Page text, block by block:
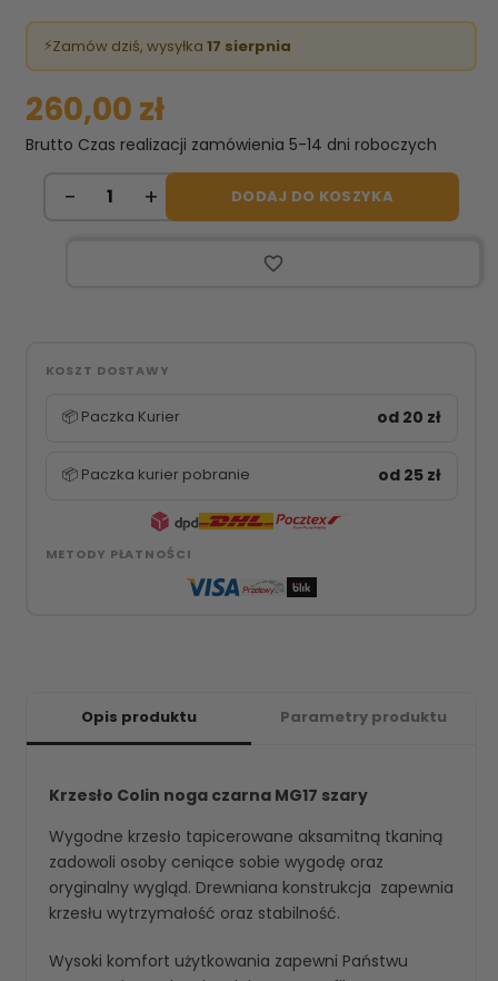
⚡Zamów dziś, wysyłka 17 sierpnia
260,00 zł
Brutto Czas realizacji zamówienia 5-14 dni roboczych
DODAJ DO KOSZYKA
favorite_border
KOSZT DOSTAWY
📦 Paczka Kurier od 20 zł
📦 Paczka kurier pobranie od 25 zł
METODY PŁATNOŚCI
Opis produktu Parametry produktu
Krzesło Colin noga czarna MG17 szary
Wygodne krzesło tapicerowane aksamitną tkaniną
zadowoli osoby ceniące sobie wygodę oraz
oryginalny wygląd. Drewniana konstrukcja zapewnia
krzesłu wytrzymałość oraz stabilność.
Wysoki komfort użytkowania zapewni Państwu